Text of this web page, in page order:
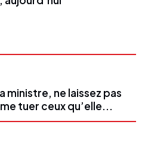
ministre, ne laissez pas
tuer ceux qu’elle...